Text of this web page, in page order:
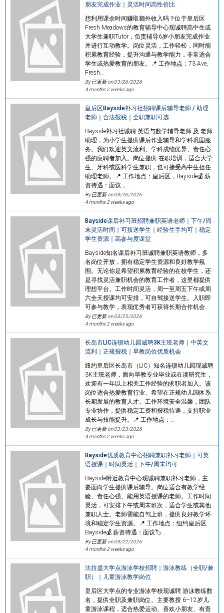
朋友完成作业｜灵活时间高性价比
想利用课余时间赚取额外收入吗？位于皇后区
Fresh Meadows的教育辅导中心现诚聘高中生或
大学生兼职Tutor，负责辅导6岁小朋友完成作业
并进行互动教学。岗位灵活，工作轻松，同时能
积累教育经验，提升沟通与教学能力，非常适合
学生或热爱教育的朋友。📍 工作地点：73 Ave,
Fresh…
By 已更新 on03/26/2026
4 months 2 weeks ago
皇后区Bayside补习社招聘课后辅导老师 / 助理
老师｜合法报税｜全职兼职可选
Bayside补习社诚聘 英语与数学辅导老师 及 老师
助理，为小学生提供课后作业辅导和学科巩固服
务。我们欢迎英文流利、学科成绩优异、责任心
强的应聘者加入。岗位提供 在职培训，适合大学
生、牙科或医科学生兼职，也可接受高中生担任
助理老师。📍 工作地点：皇后区，Bayside💰 薪
资待遇：面议，…
By 已更新 on03/26/2026
4 months 2 weeks ago
Bayside课后补习班招聘兼职英语老师｜下午/周
末灵活时间｜可接送学生｜经验生手均可｜稳定
学生资源｜高参与度课堂
Bayside知名课后补习班诚聘兼职英语教师，多
名岗位开放，拥有稳定学生资源和良好教学氛
围。无论你是希望积累教育经验的在校学生，还
是寻找灵活兼职机会的教育工作者，这里都提供
理想平台。工作时间灵活，周一至周五下午或周
六全天授课均可安排，可自驾接送学生。入职即
可参与教学，表现优秀者可获得长期合作机会…
By 已更新 on03/25/2026
4 months 2 weeks ago
长岛市LIC连锁幼儿园诚聘3K主班老师｜中英文
流利｜正规报税｜早教岗位优质机会
纽约皇后区长岛市（LIC）知名连锁幼儿园现诚聘
3K主班老师，面向早教专业毕业或在读研究生，
欢迎有一年以上相关工作经验的求职者加入。该
岗位适合热爱教育行业、希望在正规幼儿园体系
长期发展的教育人才。工作环境安全温馨，团队
专业协作，提供稳定工资和报税待遇，支持职业
成长与技能提升。📍 工作地点：…
By 已更新 on03/23/2026
4 months 2 weeks ago
Bayside优质教育中心招聘兼职补习老师｜可英
语授课｜时间灵活｜下午/周末均可
Bayside附近教育中心现诚聘兼职补习老师，主
要面向学生提供课后辅导。岗位适合有教学经
验、责任心强、能用英语授课的老师。工作时间
灵活，可安排下午或周末班次，适合学生或其他
兼职人士。老师需能自驾上班，提供良好教学环
境和稳定学生资源。📍 工作地点：纽约皇后区
Bayside💰 薪资待遇：面议🏷…
By 已更新 on03/22/2026
4 months 2 weeks ago
法拉盛大学点游泳学校招聘｜游泳教练（全职/兼
职）｜儿童游泳教学岗位
皇后区大学点的专业游泳学校现诚聘 游泳教练数
名，提供全职及兼职岗位。主要教授 6–12岁儿
童游泳课程，适合热爱运动、喜欢小朋友、有责